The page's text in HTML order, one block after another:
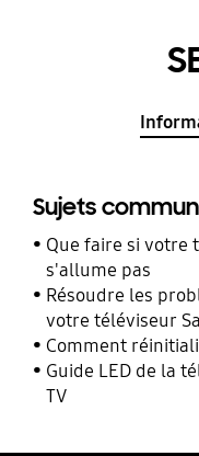
Sujets
Que faire si votre
s'allume pas
Résoudre les
votre téléviseur
Comment
Guide LED de la
TV